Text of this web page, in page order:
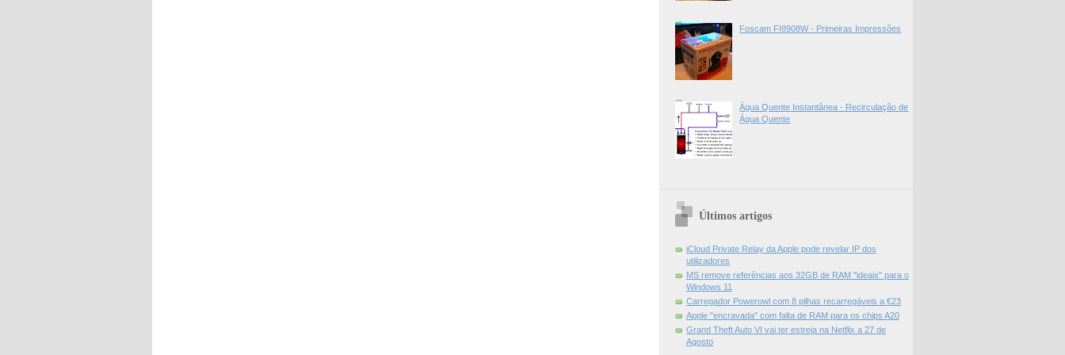
Foscam FI8908W - Primeiras Impressões
Água Quente Instantânea - Recirculação de
Água Quente
Últimos artigos
iCloud Private Relay da Apple pode revelar IP dos
utilizadores
MS remove referências aos 32GB de RAM "ideais" para o
Windows 11
Carregador Powerowl com 8 pilhas recarregáveis a €23
Apple "encravada" com falta de RAM para os chips A20
Grand Theft Auto VI vai ter estreia na Netflix a 27 de
Agosto